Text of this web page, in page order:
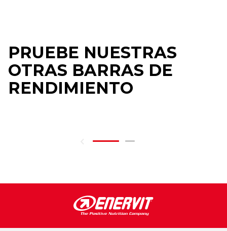
PRUEBE NUESTRAS
OTRAS BARRAS DE
RENDIMIENTO